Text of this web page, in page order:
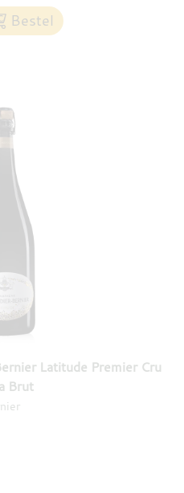
Latitude Premier Cru
Brut